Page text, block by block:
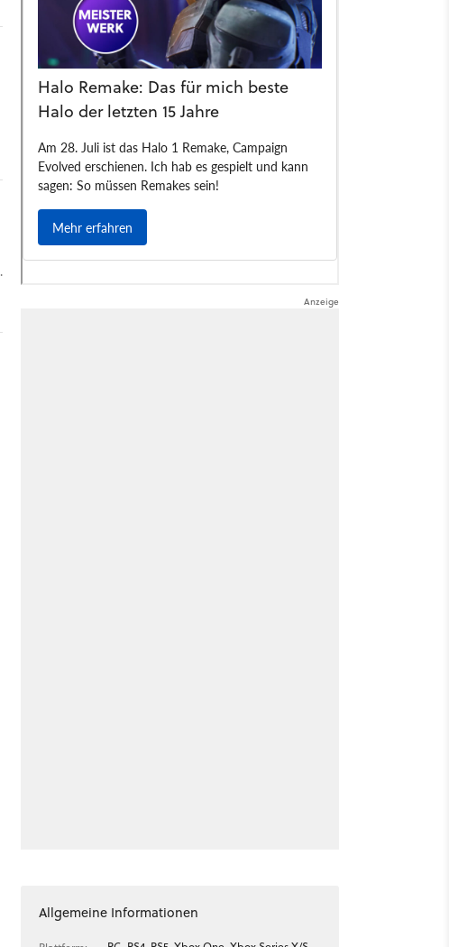
Allgemeine Informationen